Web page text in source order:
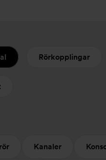
Rörkopplingar
Kanaler